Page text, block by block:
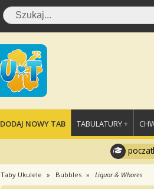
DODAJ NOWY TAB TABULATURY +
Taby Ukulele Bubbles Liquor & Whores